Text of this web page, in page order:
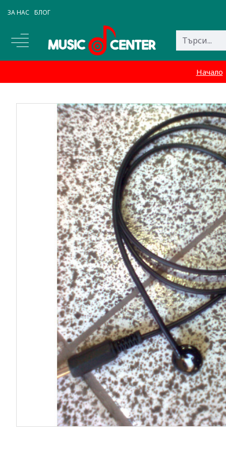
ЗА НАС БЛОГ
Начало